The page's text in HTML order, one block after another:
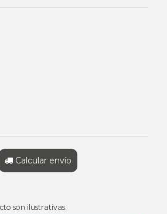
Calcular envío
son ilustrativas.